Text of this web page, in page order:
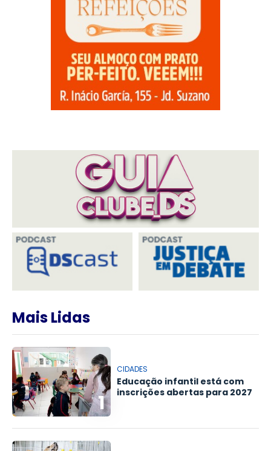
Mais Lidas
1
CIDADES
Educação infantil está com
inscrições abertas para 2027